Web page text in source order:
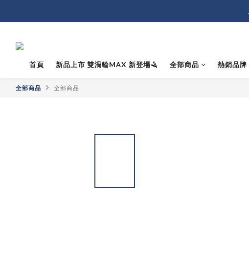
首頁 新品上市 雙渦輪MAX 新登場🪒 全部商品 熱銷品牌
全部商品 全部商品